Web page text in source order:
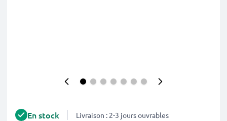
En stock Livraison : 2-3 jours ouvrables